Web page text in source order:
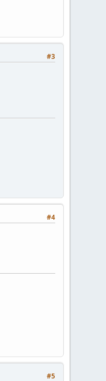
#3
#4
#5